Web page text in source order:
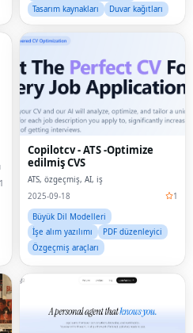
Tasarım kaynakları
Duvar kağıtları
1
Copilotcv - ATS -Optimize
edilmiş CVS
ATS, özgeçmiş, AI, iş
2025-09-18
1
Büyük Dil Modelleri
İşe alım yazılımı
PDF düzenleyici
Özgeçmiş araçları